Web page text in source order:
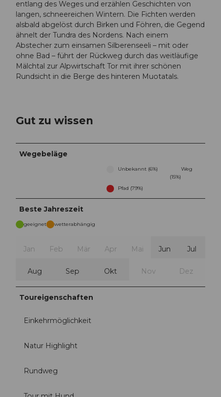
entlang des Weges und erzählen Geschichten von
langen, schneereichen Wintern. Die Fichten werden
alsbald abgelöst durch Birken und Föhren, die Gegend
ähnelt der Tundra des Nordens. Nach einem
Abstecher zum einsamen Silberenseeli – mit oder
ohne Bad – führt der Rückweg durch das weitläufige
Mälchtal zur Alpwirtschaft Tor mit ihrer schönen
Rundsicht in die Berge des hinteren Muotatals.
Gut zu wissen
Wegebeläge
Unbekannt (6%)
Weg
(15%)
Pfad (79%)
Beste Jahreszeit
geeignet wetterabhängig
Jan Feb Mär Apr Mai Jun Jul
Aug Sep Okt Nov Dez
Toureigenschaften
Einkehrmöglichkeit
Natur Highlight
Rundweg